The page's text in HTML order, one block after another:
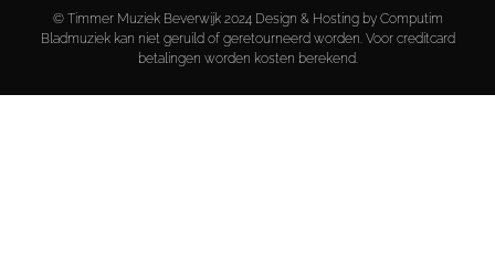
© Timmer Muziek Beverwijk 2024 Design & Hosting by Computim
Bladmuziek kan niet geruild of geretourneerd worden. Voor creditcard
betalingen worden kosten berekend.